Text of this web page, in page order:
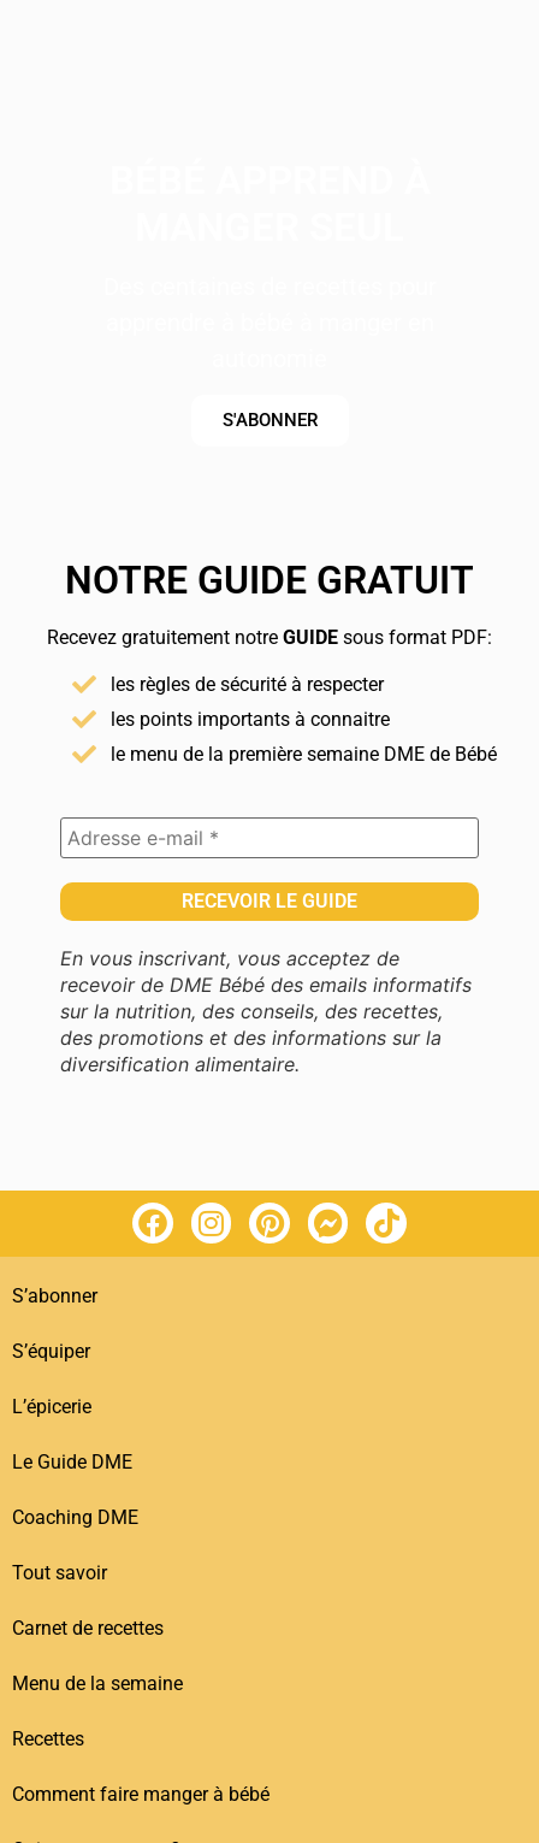
S'ABONNER
NOTRE GUIDE GRATUIT
Recevez gratuitement notre GUIDE sous format PDF:
les règles de sécurité à respecter
les points importants à connaitre
le menu de la première semaine DME de Bébé
En vous inscrivant, vous acceptez de
recevoir de DME Bébé des emails informatifs
sur la nutrition, des conseils, des recettes,
des promotions et des informations sur la
diversification alimentaire.
S’abonner
S’équiper
L’épicerie
Le Guide DME
Coaching DME
Tout savoir
Carnet de recettes
Menu de la semaine
Recettes
Comment faire manger à bébé